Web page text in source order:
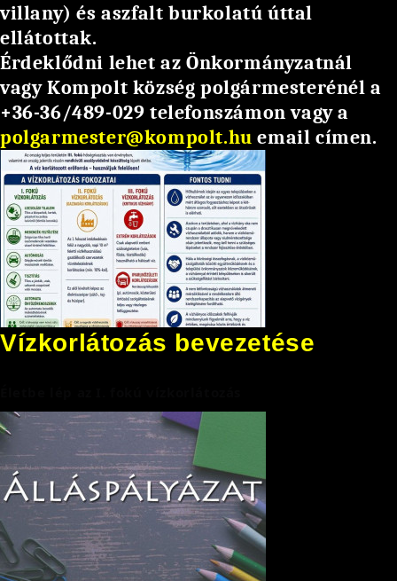
villany) és aszfalt burkolatú úttal
ellátottak.
Érdeklődni lehet az Önkormányzatnál
vagy Kompolt község polgármesterénél a
+36-36/489-029 telefonszámon vagy a
polgarmester@kompolt.hu email címen.
Vízkorlátozás bevezetése